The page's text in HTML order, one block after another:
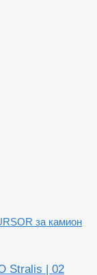
за камион
Stralis | 02